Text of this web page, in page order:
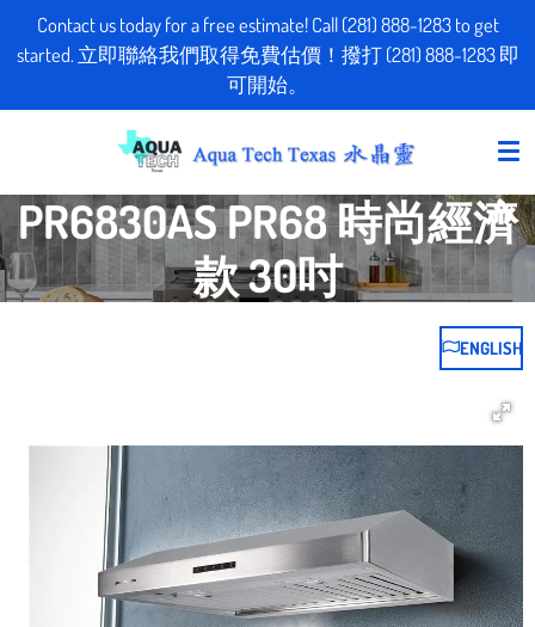
Skip
to
content
Contact us today for a free estimate! Call (281) 888-1283 to get
started. 立即聯絡我們取得免費估價！撥打 (281) 888-1283 即
可開始。
PR6830AS PR68 時尚經濟
款 30吋
ENGLISH